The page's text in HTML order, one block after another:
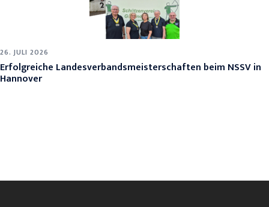
26. JULI 2026
Erfolgreiche Landesverbandsmeisterschaften beim NSSV in
Hannover